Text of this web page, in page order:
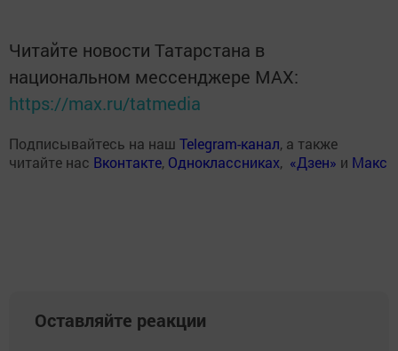
Читайте новости Татарстана в
национальном мессенджере MАХ:
https://max.ru/tatmedia
Подписывайтесь на наш Telegram-канал, а также
читайте нас Вконтакте, Одноклассниках, «Дзен» и Макс
Оставляйте реакции